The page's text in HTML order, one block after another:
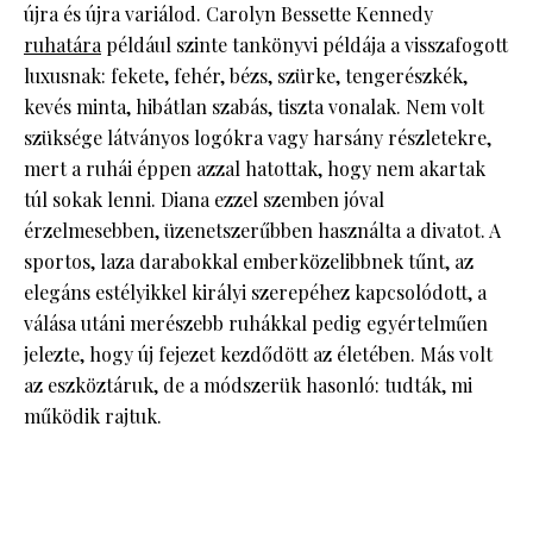
újra és újra variálod. Carolyn Bessette Kennedy
ruhatárapéldául szinte tankönyvi példája a visszafogott
luxusnak: fekete, fehér, bézs, szürke, tengerészkék,
kevés minta, hibátlan szabás, tiszta vonalak. Nem volt
szüksége látványos logókra vagy harsány részletekre,
mert a ruhái éppen azzal hatottak, hogy nem akartak
túl sokak lenni. Diana ezzel szemben jóval
érzelmesebben, üzenetszerűbben használta a divatot. A
sportos, laza darabokkal emberközelibbnek tűnt, az
elegáns estélyikkel királyi szerepéhez kapcsolódott, a
válása utáni merészebb ruhákkal pedig egyértelműen
jelezte, hogy új fejezet kezdődött az életében. Más volt
az eszköztáruk, de a módszerük hasonló: tudták, mi
működik rajtuk.